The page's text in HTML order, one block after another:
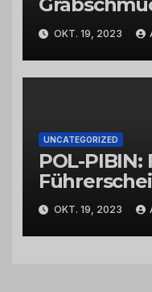
OKT. 19, 2023
UNCATEGORIZED
POL-
Einfluss
OKT. 19, 2023